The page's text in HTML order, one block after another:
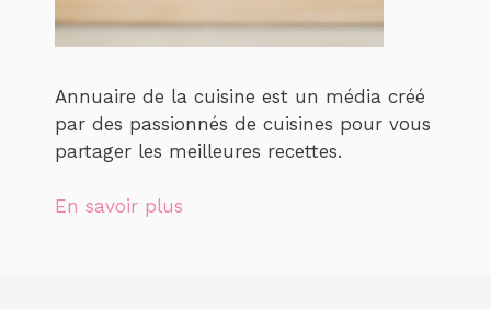
Annuaire de la cuisine est un média créé
par des passionnés de cuisines pour vous
partager les meilleures recettes.
En savoir plus